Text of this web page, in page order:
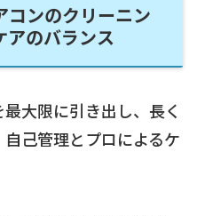
コンのクリーニン
アのバランス
大限に引き出し、長く
己管理とプロによるケ